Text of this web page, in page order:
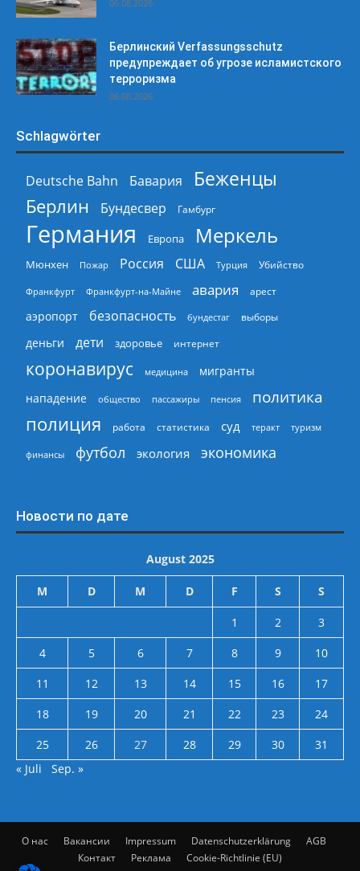
06.08.2026
Берлинский Verfassungsschutz
предупреждает об угрозе исламистского
терроризма
06.08.2026
Schlagwörter
Deutsche Bahn Бавария
Беженцы
Берлин
Бундесвер Гамбург
Германия Европа Меркель
Мюнхен Пожар Россия США Турция Убийство
Франкфурт Франкфурт-на-Майне авария арест
аэропорт безопасность бундестаг выборы
деньги дети здоровье интернет
коронавирус медицина
мигранты
нападение
общество пассажиры пенсия политика
полиция работа статистика суд теракт туризм
финансы футбол экология экономика
Новости по дате
August 2025
M D M D F S S
1 2
3
4
5 6 7 8 9
10
11
12 13 14 15 16
17
18
19 20 21 22 23
24
25
26 27 28 29 30
31
« Juli
Sep. »
О нас Вакансии Impressum Datenschutzerklärung
AGB
Контакт
Реклама Cookie-Richtlinie (EU)